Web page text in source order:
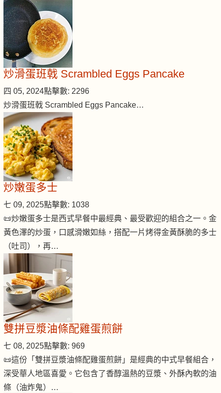
炒滑蛋班戟 Scrambled Eggs Pancake
四 05, 2024點擊數: 2296
炒滑蛋班戟 Scrambled Eggs Pancake…
炒嫩蛋多士
七 09, 2025點擊數: 1038
📜炒嫩蛋多士是西式早餐中最經典、最受歡迎的組合之一。金
黃色澤的炒蛋，口感滑嫩如絲，搭配一片烤得金黃酥脆的多士
（吐司），再…
雙拼豆漿油條配雞蛋煎餅
七 08, 2025點擊數: 969
📜這份「雙拼豆漿油條配雞蛋煎餅」是經典的中式早餐組合，
深受華人地區喜愛。它包含了香醇溫熱的豆漿、外酥內軟的油
條（油炸鬼）…